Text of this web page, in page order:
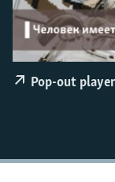
Pop-out player